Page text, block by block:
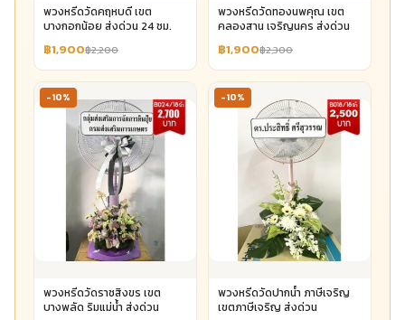
พวงหรีดวัดคฤหบดี เขต
บางกอกน้อย ส่งด่วน 24 ชม.
฿1,900฿2,200
พวงหรีดวัดทองนพคุณ เขต
คลองสาน เจริญนคร ส่งด่วน
฿1,900฿2,300
-10%
พวงหรีดวัดราชสิงขร เขต
บางพลัด ริมแม่น้ำ ส่งด่วน
-10%
พวงหรีดวัดปากน้ำ ภาษีเจริญ
เขตภาษีเจริญ ส่งด่วน